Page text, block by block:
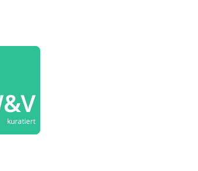
kuratiert